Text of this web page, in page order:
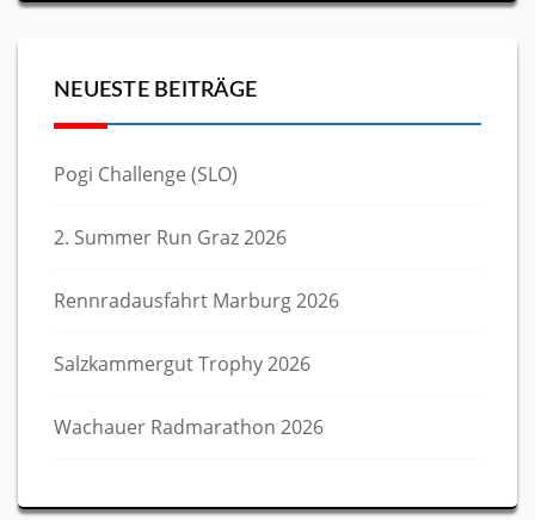
NEUESTE BEITRÄGE
Pogi Challenge (SLO)
2. Summer Run Graz 2026
Rennradausfahrt Marburg 2026
Salzkammergut Trophy 2026
Wachauer Radmarathon 2026